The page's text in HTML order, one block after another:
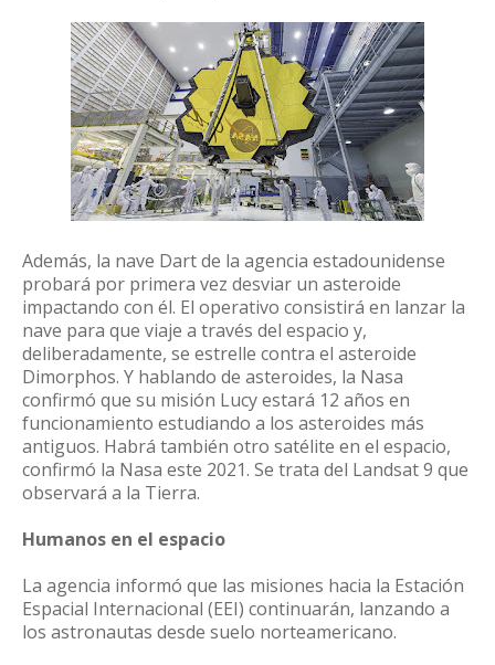
Además, la nave Dart de la agencia estadounidense
probará por primera vez desviar un asteroide
impactando con él. El operativo consistirá en lanzar la
nave para que viaje a través del espacio y,
deliberadamente, se estrelle contra el asteroide
Dimorphos. Y hablando de asteroides, la Nasa
confirmó que su misión Lucy estará 12 años en
funcionamiento estudiando a los asteroides más
antiguos. Habrá también otro satélite en el espacio,
confirmó la Nasa este 2021. Se trata del Landsat 9 que
observará a la Tierra.
Humanos en el espacio
La agencia informó que las misiones hacia la Estación
Espacial Internacional (EEI) continuarán, lanzando a
los astronautas desde suelo norteamericano.